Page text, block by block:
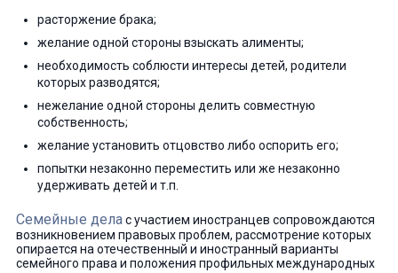
расторжение брака;
желание одной стороны взыскать алименты;
необходимость соблюсти интересы детей, родители
которых разводятся;
нежелание одной стороны делить совместную
собственность;
желание установить отцовство либо оспорить его;
попытки незаконно переместить или же незаконно
удерживать детей и т.п.
Семейные делас участием иностранцев сопровождаются
возникновением правовых проблем, рассмотрение которых
опирается на отечественный и иностранный варианты
семейного права и положения профильных международных